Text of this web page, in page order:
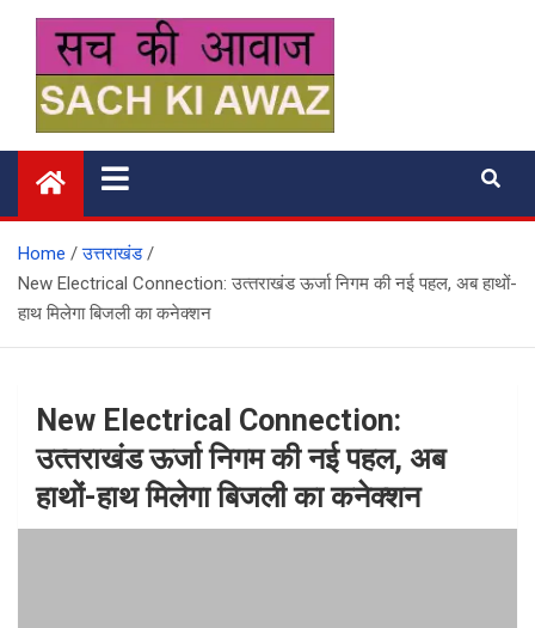
content
सच की आवाज
Home
उत्तराखंड
New Electrical Connection: उत्‍तराखंड ऊर्जा निगम की नई पहल, अब हाथों-
हाथ मिलेगा बिजली का कनेक्शन
New Electrical Connection:
उत्‍तराखंड ऊर्जा निगम की नई पहल, अब
हाथों-हाथ मिलेगा बिजली का कनेक्शन